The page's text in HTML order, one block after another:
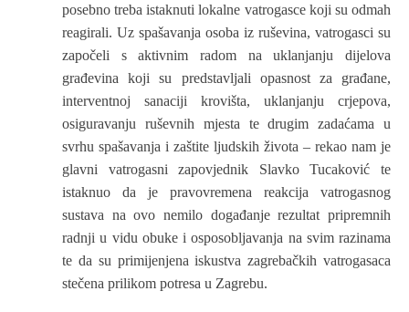
posebno treba istaknuti lokalne vatrogasce koji su odmah
reagirali. Uz spašavanja osoba iz ruševina, vatrogasci su
započeli s aktivnim radom na uklanjanju dijelova
građevina koji su predstavljali opasnost za građane,
interventnoj sanaciji krovišta, uklanjanju crjepova,
osiguravanju ruševnih mjesta te drugim zadaćama u
svrhu spašavanja i zaštite ljudskih života – rekao nam je
glavni vatrogasni zapovjednik Slavko Tucaković te
istaknuo da je pravovremena reakcija vatrogasnog
sustava na ovo nemilo događanje rezultat pripremnih
radnji u vidu obuke i osposobljavanja na svim razinama
te da su primijenjena iskustva zagrebačkih vatrogasaca
stečena prilikom potresa u Zagrebu.